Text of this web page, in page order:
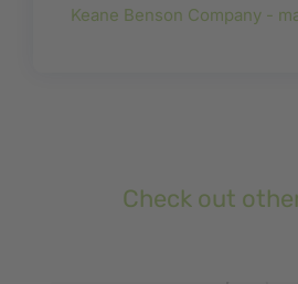
Keane Benson Company -
Check out